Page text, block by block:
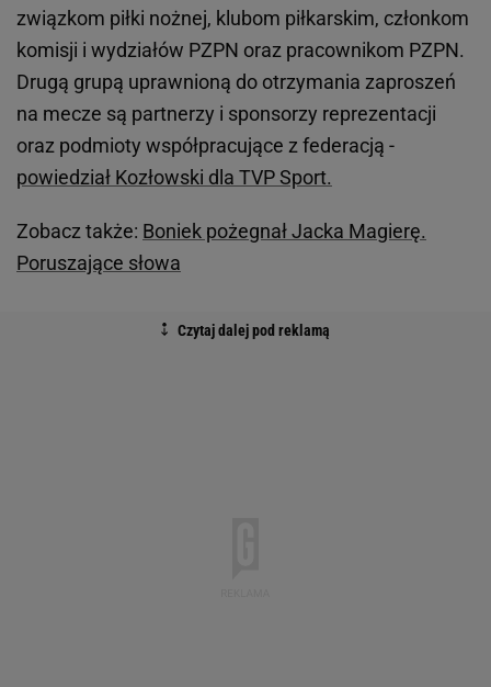
związkom piłki nożnej, klubom piłkarskim, członkom
komisji i wydziałów PZPN oraz pracownikom PZPN.
Drugą grupą uprawnioną do otrzymania zaproszeń
na mecze są partnerzy i sponsorzy reprezentacji
oraz podmioty współpracujące z federacją -
powiedział Kozłowski dla TVP Sport.
Zobacz także: Boniek pożegnał Jacka Magierę.
Poruszające słowa